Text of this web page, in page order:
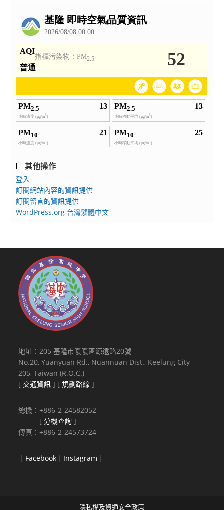
其他操作
登入
訂閱網站內容的資訊提供
訂閱留言的資訊提供
WordPress.org 台灣繁體中文
地址：205 基隆市暖暖區源遠路20號
No.20, Yuanyuan Rd., Nuannuan Dist., Keelung City
205, Taiwan (R.O.C.)
[ 交通資訊 ] [規劃路線 ]
總機：+886-2-24582052
[分機查詢 ]
傳真：+886-2-24573724
｜ Facebook ｜ Instagram ｜
隱私權及資通安全政策